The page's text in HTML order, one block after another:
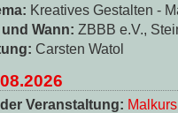
Kreatives Gestalten -
Wann: ZBBB e.V.,
Carsten Watol
Veranstaltung: Malkurs